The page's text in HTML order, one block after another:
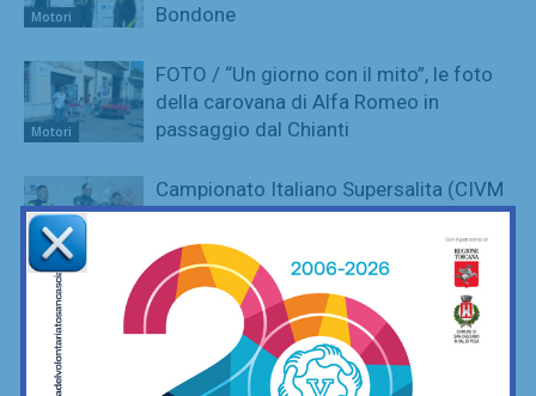
Motori
Bondone
Motori
FOTO / “Un giorno con il mito”, le foto
della carovana di Alfa Romeo in
passaggio dal Chianti
Motori
Campionato Italiano Supersalita (CIVM
Nord), strepitoso Torsellini al 55°
Trofeo Vallecamonica
Motori
A Firenze, dal 24 maggio, la mostra “Gli
scultori della velocità” e il sogno di
Leonardo da Vinci